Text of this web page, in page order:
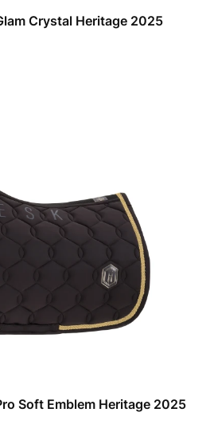
Crystal Heritage 2025
Soft Emblem Heritage 2025